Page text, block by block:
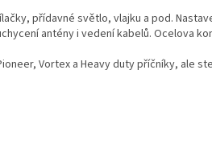
přídavné světlo, vlajku a pod.
antény i vedení kabelů. Ocelova
Vortex a Heavy duty příčníky, ale